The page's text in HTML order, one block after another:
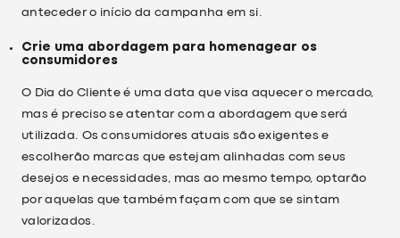
anteceder o início da campanha em si.
Crie uma abordagem para homenagear os
consumidores
O Dia do Cliente é uma data que visa aquecer o mercado,
mas é preciso se atentar com a abordagem que será
utilizada. Os consumidores atuais são exigentes e
escolherão marcas que estejam alinhadas com seus
desejos e necessidades, mas ao mesmo tempo, optarão
por aquelas que também façam com que se sintam
valorizados.